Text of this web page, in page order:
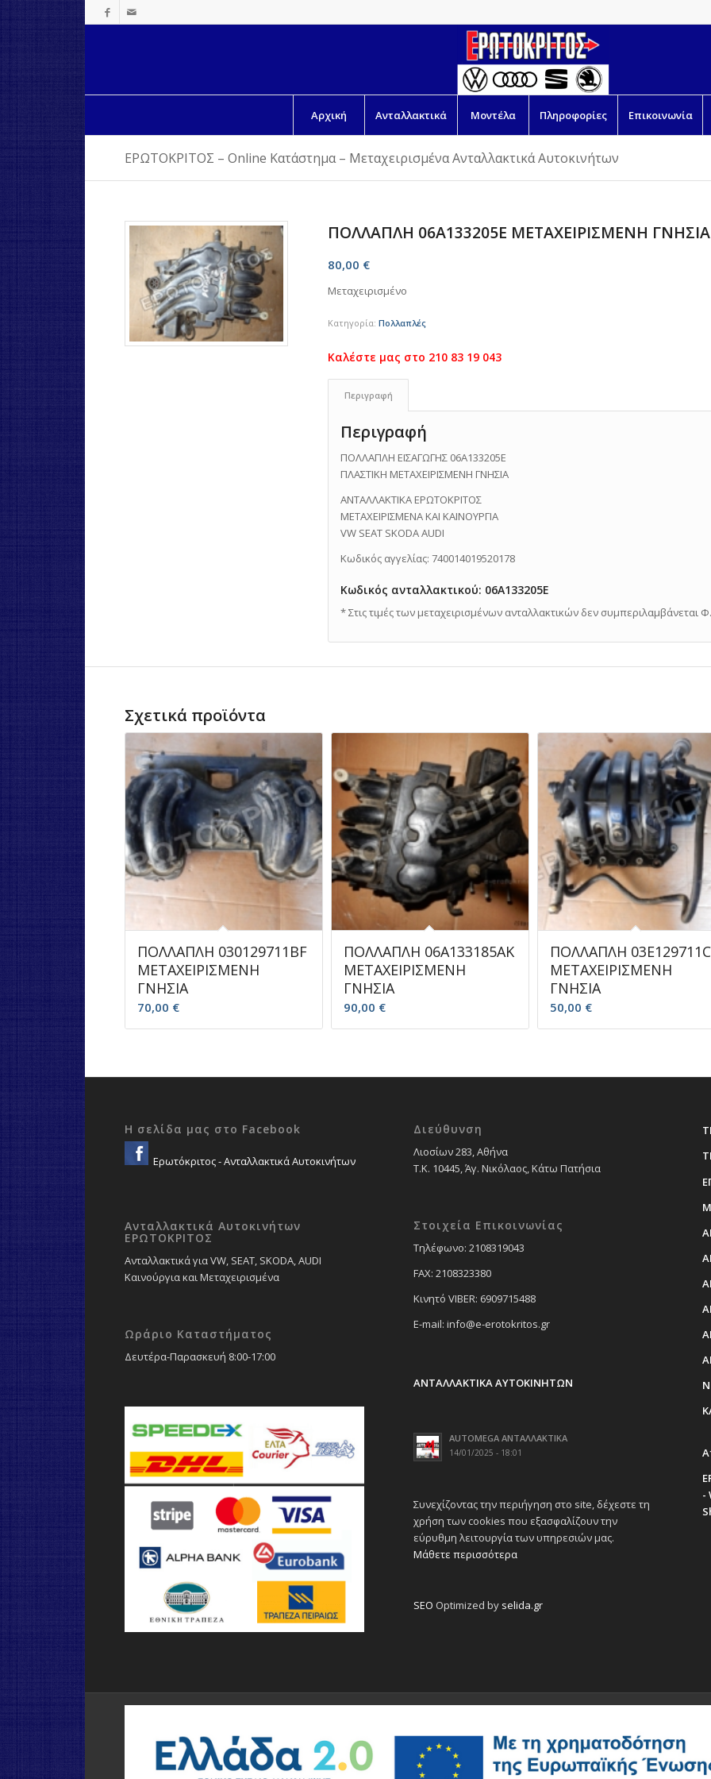
Αρχική Ανταλλακτικά Μοντέλα Πληροφορίες Επικοινωνία
ΕΡΩΤΟΚΡΙΤΟΣ – Online Κατάστημα – Μεταχειρισμένα Ανταλλακτικά Αυτοκινήτων
ΠΟΛΛΑΠΛΗ 06A133205E ΜΕΤΑΧΕΙΡΙΣΜΕΝΗ ΓΝΗΣΙΑ
80,00 €
Μεταχειρισμένο
Κατηγορία: Πολλαπλές
Περιγραφή
Περιγραφή
ΠΟΛΛΑΠΛΗ ΕΙΣΑΓΩΓΗΣ 06A133205E
ΠΛΑΣΤΙΚΗ ΜΕΤΑΧΕΙΡΙΣΜΕΝΗ ΓΝΗΣΙΑ
ΑΝΤΑΛΛΑΚΤΙΚΑ ΕΡΩΤΟΚΡΙΤΟΣ
ΜΕΤΑΧΕΙΡΙΣΜΕΝΑ ΚΑΙ ΚΑΙΝΟΥΡΓΙΑ
VW SEAT SKODA AUDI
Κωδικός αγγελίας: 740014019520178
Κωδικός ανταλλακτικού: 06A133205E
* Στις τιμές των μεταχειρισμένων ανταλλακτικών δεν συμπεριλαμβάνεται
Σχετικά προϊόντα
ΠΟΛΛΑΠΛΗ 030129711BF
ΜΕΤΑΧΕΙΡΙΣΜΕΝΗ
ΓΝΗΣΙΑ
70,00 €
ΠΟΛΛΑΠΛΗ 06A133185AK
ΜΕΤΑΧΕΙΡΙΣΜΕΝΗ
ΓΝΗΣΙΑ
90,00 €
ΠΟΛΛΑΠΛΗ 03E129711C
ΜΕΤΑΧΕΙΡΙΣΜΕΝΗ
ΓΝΗΣΙΑ
50,00 €
Η σελίδα μας στο Facebook
Ερωτόκριτος - Ανταλλακτικά Αυτοκινήτων
Ανταλλακτικά Αυτοκινήτων
ΕΡΩΤΟΚΡΙΤΟΣ
Ανταλλακτικά για VW, SEAT, SKODA, AUDI
Καινούργια και Μεταχειρισμένα
Ωράριο Καταστήματος
Δευτέρα-Παρασκευή 8:00-17:00
Διεύθυνση
Λιοσίων 283, Αθήνα
Τ.Κ. 10445, Άγ. Νικόλαος, Κάτω Πατήσια
Στοιχεία Επικοινωνίας
Tηλέφωνο: 2108319043
FAX: 2108323380
Κινητό VIBER: 6909715488
E-mail: info@e-erotokritos.gr
ΑΝΤΑΛΛΑΚΤΙΚΑ ΑΥΤΟΚΙΝΗΤΩΝ
AUTOMEGA ΑΝΤΑΛΛΑΚΤΙΚΑ
14/01/2025 - 18:01
Συνεχίζοντας την περιήγηση στο site, δέχεστε τη
χρήση των cookies που εξασφαλίζουν την
εύρυθμη λειτουργία των υπηρεσιών μας.
Μάθετε περισσότερα
SEO Optimized by selida.gr
-